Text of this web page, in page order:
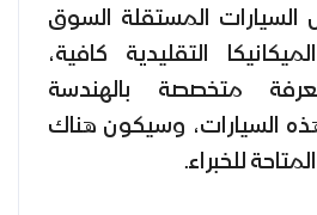
السيارات المستقلة السوق
التقليدية كافية،
متخصصة بالهندسة
السيارات، وسيكون هناك
للخبراء.